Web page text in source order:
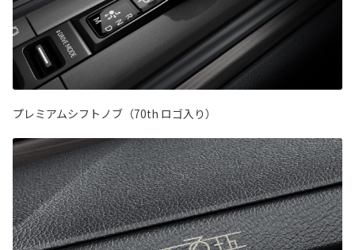
プレミアムシフトノブ（70th ロゴ入り）